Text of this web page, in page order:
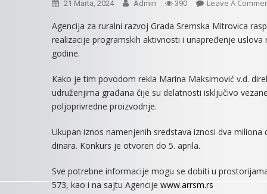
21 Marta, 2024 Admin 390 Leave A
Agencija za ruralni razvoj Grada Sremska Mitrovica
realizacije programskih aktivnosti i unapređenje
godine.
Kako je tim povodom rekla Marina Maksimović v.d.
udruženjima građana čije su delatnosti isključivo
poljoprivredne proizvodnje.
Ukupan iznos namenjenih sredstava iznosi dva
dinara. Konkurs je otvoren do 5. aprila.
Sve potrebne informacije mogu se dobiti u
573, kao i na sajtu Agencije www.arrsm.rs